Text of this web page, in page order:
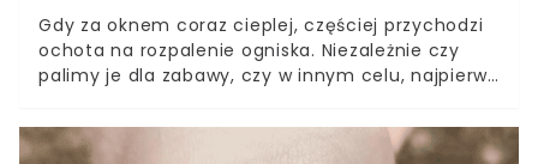
Gdy za oknem coraz cieplej, częściej przychodzi
ochota na rozpalenie ogniska. Niezależnie czy
palimy je dla zabawy, czy w innym celu, najpierw
się, że sprawa nie jest taka prosta.